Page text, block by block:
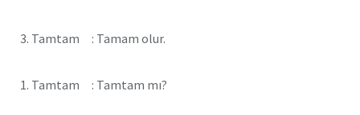
3. Tamtam : Tamam olur.
1. Tamtam : Tamtam mı?